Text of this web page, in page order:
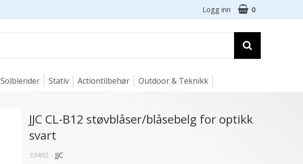
Logg inn 0
Solblender Stativ Actiontilbehør Outdoor & Teknikk
JJC CL-B12 støvblåser/blåsebelg for optikk
svart
33492 - JJC